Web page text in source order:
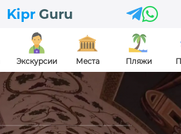
Kipr Guru 
Экскурсии Места Пляжи